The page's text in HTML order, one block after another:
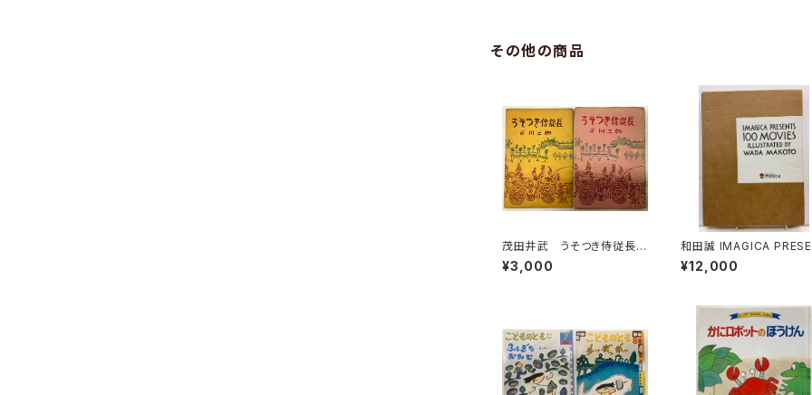
その他の商品
茂田井武 うそつき侍従長
上下巻 市川三郎 昭和29
年 桃園書房刊
¥3,000
和田誠 IMAGICA PRESEN
TS 100MOVIES
ATED BY WADA
¥12,000